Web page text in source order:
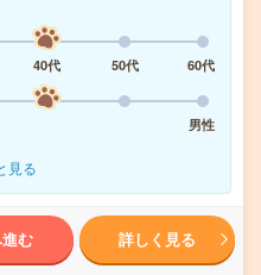
40代 50代
60代
男性
見る
む 詳しく見る